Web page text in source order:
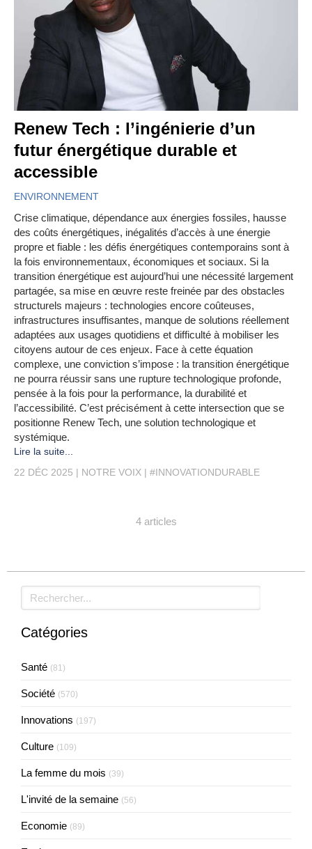
Renew Tech : l’ingénierie d’un
futur énergétique durable et
accessible
ENVIRONNEMENT
Crise climatique, dépendance aux énergies fossiles, hausse
des coûts énergétiques, inégalités d’accès à une énergie
propre et fiable : les défis énergétiques contemporains sont à
la fois environnementaux, économiques et sociaux. Si la
transition énergétique est aujourd’hui une nécessité largement
partagée, sa mise en œuvre reste freinée par des obstacles
structurels majeurs : technologies encore coûteuses,
infrastructures insuffisantes, manque de solutions réellement
adaptées aux usages quotidiens et difficulté à mobiliser les
citoyens autour de ces enjeux. Face à cette équation
complexe, une conviction s’impose : la transition énergétique
ne pourra réussir sans une rupture technologique profonde,
pensée à la fois pour la performance, la durabilité et
l’accessibilité. C’est précisément à cette intersection que se
positionne Renew Tech, une solution technologique et
systémique.
Lire la suite...
22 DÉC 2025
NOTRE VOIX #INNOVATIONDURABLE
4 articles
Rechercher
Catégories
Santé (81)
Société (570)
Innovations (197)
Culture (109)
La femme du mois (39)
L'invité de la semaine (56)
Economie (89)